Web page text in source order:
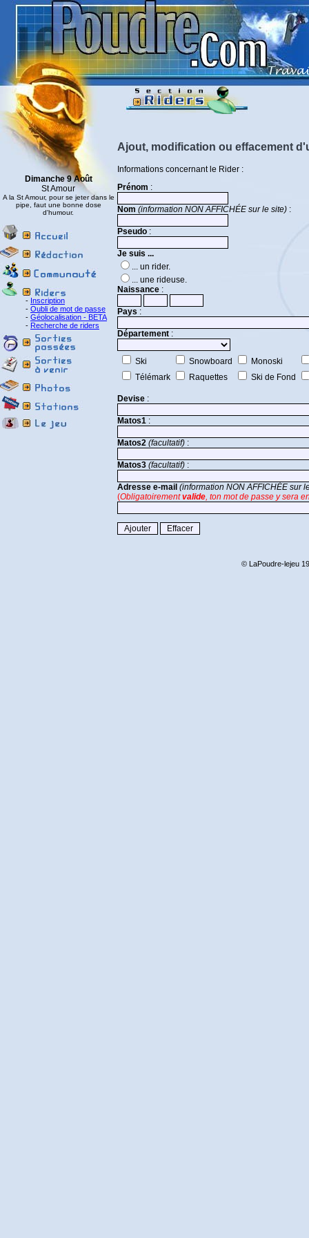
Dimanche 9 Août
St Amour
A la St Amour, pour se jeter dans le
pipe, faut une bonne dose
d'humour.
- Inscription
- Oubli de mot de passe
- Géolocalisation - BETA
- Recherche de riders
Ajout, modification ou effacement
Informations concernant le Rider :
Prénom :
Nom (information NON AFFICHÉE sur le site) :
Pseudo :
Je suis ...
... un rider.
... une rideuse.
Naissance :
Pays :
Département :
Ski Snowboard
Monoski
Télémark
Raquettes Ski de Fond
Devise :
Matos1 :
Matos2 (facultatif) :
Matos3 (facultatif) :
Adresse e-mail (information NON AFFICHÉE sur
(Obligatoirementvalide, ton mot de passe y sera
© LaPoudre-lejeu